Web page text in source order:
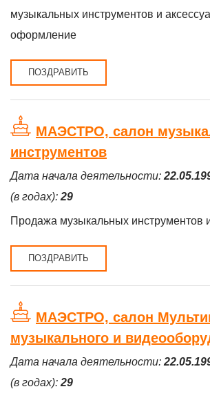
музыкальных инструментов и
оформление
ПОЗДРАВИТЬ
МАЭСТРО, салон
инструментов
Дата начала деятельности:
(в годах): 29
Продажа музыкальных инструментов
ПОЗДРАВИТЬ
МАЭСТРО, салон
музыкального и
Дата начала деятельности:
(в годах): 29